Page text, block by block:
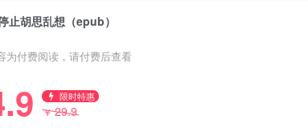
止胡思乱想（epub）
为付费阅读，请付费后查看
限时特惠
￥29.9